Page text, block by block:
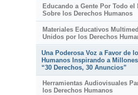
Educando a Gente Por Todo el
Sobre los Derechos Humanos
Materiales Educativos
Unidos por los Derechos
Una Poderosa Voz a Favor de
Humanos Inspirando a Millones
“30 Derechos, 30 Anuncios”
Herramientas Audiovisuales
los Derechos Humanos